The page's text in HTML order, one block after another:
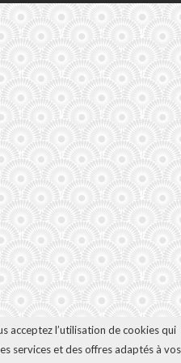
acceptez l’utilisation de cookies qui
services et des offres adaptés à vos